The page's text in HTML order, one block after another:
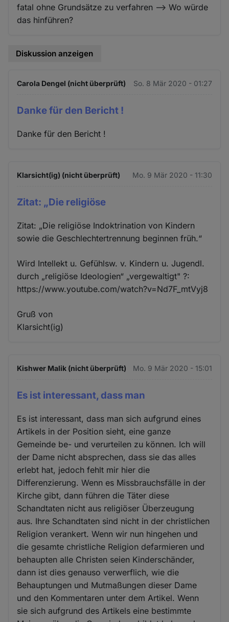
fatal ohne Grundsätze zu verfahren —> Wo würde
das hinführen?
Diskussion anzeigen
Carola Dengel (nicht überprüft) So. 8 Mär 2020 - 01:27
Danke für den Bericht !
Danke für den Bericht !
Klarsicht(ig) (nicht überprüft) Mo. 9 Mär 2020 - 11:30
Zitat: „Die religiöse
Zitat: „Die religiöse Indoktrination von Kindern
sowie die Geschlechtertrennung beginnen früh.“
Wird Intellekt u. Gefühlsw. v. Kindern u. Jugendl.
durch „religiöse Ideologien“ „vergewaltigt" ?:
https://www.youtube.com/watch?v=Nd7F_mtVyj8
Gruß von
Klarsicht(ig)
Kishwer Malik (nicht überprüft) Mo. 9 Mär 2020 - 15:01
Es ist interessant, dass man
Es ist interessant, dass man sich aufgrund eines
Artikels in der Position sieht, eine ganze
Gemeinde be- und verurteilen zu können. Ich will
der Dame nicht absprechen, dass sie das alles
erlebt hat, jedoch fehlt mir hier die
Differenzierung. Wenn es Missbrauchsfälle in der
Kirche gibt, dann führen die Täter diese
Schandtaten nicht aus religiöser Überzeugung
aus. Ihre Schandtaten sind nicht in der christlichen
Religion verankert. Wenn wir nun hingehen und
die gesamte christliche Religion defarmieren und
behaupten alle Christen seien Kinderschänder,
dann ist dies genauso verwerflich, wie die
Behauptungen und Mutmaßungen dieser Dame
und den Kommentaren unter dem Artikel. Wenn
sie sich aufgrund des Artikels eine bestimmte